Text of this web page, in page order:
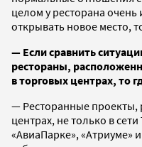
целом у ресторана
открывать новое место,
— Если сравнить
рестораны,
в торговых центрах, то
— Ресторанные проекты,
центрах, не только в
«АвиаПарке», «Атриуме»